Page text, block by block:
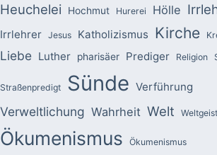
Heuchelei Hochmut Hurerei Hölle
Irrlehrer Jesus Katholizismus Kirche
Liebe Luther pharisäer Prediger Religion
Straßenpredigt Sünde Verführung
Verweltlichung Wahrheit Welt Weltgeist
Ökumenismus Ökumenismus